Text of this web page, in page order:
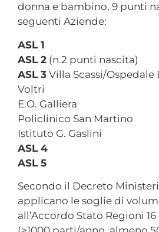
donna e bambino, 9 punti
seguenti Aziende:
ASL 1
ASL 2 (n.2 punti nascita)
ASL 3 Villa Scassi/Ospedale
Voltri
E.O. Galliera
Policlinico San Martino
Istituto G. Gaslini
ASL 4
ASL 5
Secondo il Decreto
applicano le soglie di
all’Accordo Stato Regioni